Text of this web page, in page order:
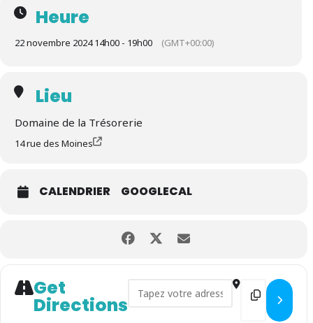
Heure
22 novembre 2024 14h00 - 19h00 (GMT+00:00)
Lieu
Domaine de la Trésorerie
14 rue des Moines
CALENDRIER GOOGLECAL
Get
Directions
Address - Exposition